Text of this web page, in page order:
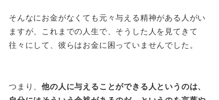
そんなにお金がなくても元々与える精神がある人がい
ますが、これまでの人生で、そうした人を見てきて
往々にして、彼らはお金に困っていませんでした。
つまり、他の人に与えることができる人というのは、